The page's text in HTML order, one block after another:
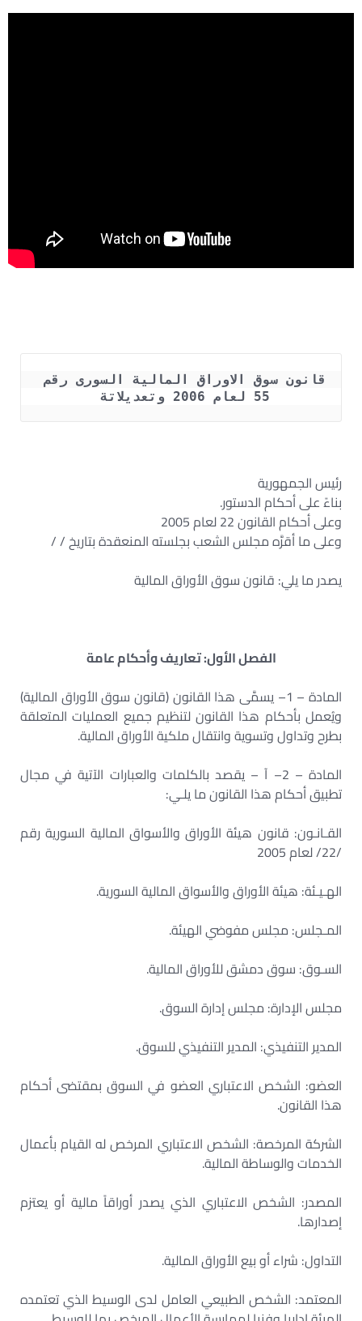
55 لعام 2006 وتعديلاتة
رئيس الجمهورية
بناءً على أحكام الدستور.
وعلى أحكام القانون 22 لعام 2005
وعلى ما أقرَّه مجلس الشعب بجلسته المنعقدة بتاريخ / /
يصدر ما يلي: قانون سوق الأوراق المالية
الفصل الأول: تعاريف وأحكام عامة
المادة – 1– يسمَّى هذا القانون (قانون سوق الأوراق المالية)
ويُعمل بأحكام هذا القانون لتنظيم جميع العمليات المتعلقة
بطرح وتداول وتسوية وانتقال ملكية الأوراق المالية.
المادة – 2– آ – يقصد بالكلمات والعبارات الآتية في مجال
تطبيق أحكام هذا القانون ما يلـي:
القـانـون: قانون هيئة الأوراق والأسواق المالية السورية رقم
/22/ لعام 2005
الهـيـئة: هيئة الأوراق والأسواق المالية السورية.
المـجلس: مجلس مفوضي الهيئة.
السـوق: سوق دمشق للأوراق المالية.
مجلس الإدارة: مجلس إدارة السوق.
المدير التنفيذي: المدير التنفيذي للسوق.
العضو: الشخص الاعتباري العضو في السوق بمقتضى أحكام
هذا القانون.
الشركة المرخصة: الشخص الاعتباري المرخص له القيام بأعمال
الخدمات والوساطة المالية.
المصدر: الشخص الاعتباري الذي يصدر أوراقاً مالية أو يعتزم
إصدارها.
التداول: شراء أو بيع الأوراق المالية.
المعتمد: الشخص الطبيعي العامل لدى الوسيط الذي تعتمده